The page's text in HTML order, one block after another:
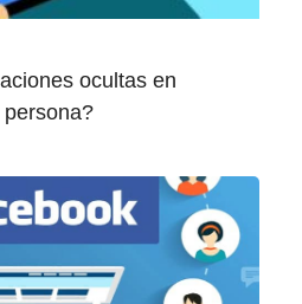
ocultas en